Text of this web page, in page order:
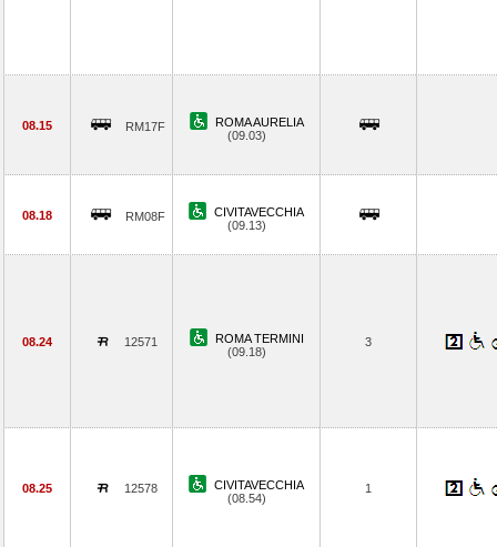
08.15 RM17F
ROMA AURELIA
(09.03)
08.18 RM08F
CIVITAVECCHIA
(09.13)
08.24 12571
ROMA TERMINI
(09.18)
3
08.25 12578
CIVITAVECCHIA
(08.54)
1